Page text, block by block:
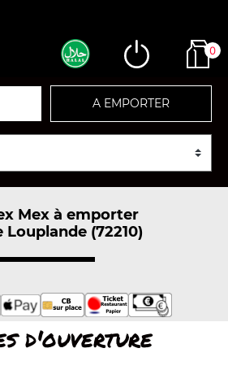
0
A EMPORTER
Mex à emporter
Louplande (72210)
d'ouverture